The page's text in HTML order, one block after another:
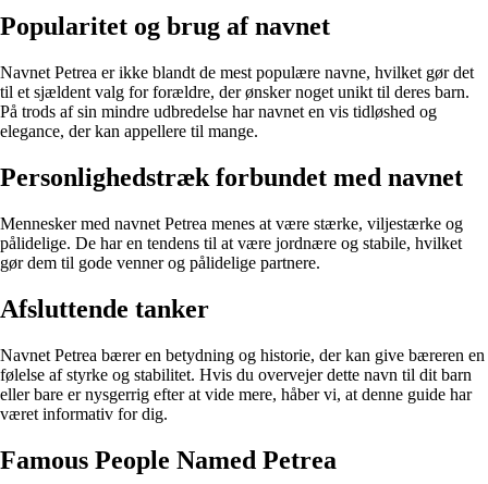
Popularitet og brug af navnet
Navnet Petrea er ikke blandt de mest populære navne, hvilket gør det
til et sjældent valg for forældre, der ønsker noget unikt til deres barn.
På trods af sin mindre udbredelse har navnet en vis tidløshed og
elegance, der kan appellere til mange.
Personlighedstræk forbundet med navnet
Mennesker med navnet Petrea menes at være stærke, viljestærke og
pålidelige. De har en tendens til at være jordnære og stabile, hvilket
gør dem til gode venner og pålidelige partnere.
Afsluttende tanker
Navnet Petrea bærer en betydning og historie, der kan give bæreren en
følelse af styrke og stabilitet. Hvis du overvejer dette navn til dit barn
eller bare er nysgerrig efter at vide mere, håber vi, at denne guide har
været informativ for dig.
Famous People Named Petrea